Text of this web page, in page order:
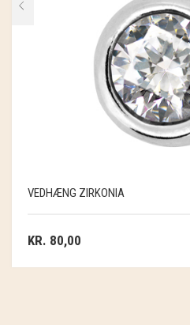
VEDHÆNG ZIRKONIA
KR. 80,00